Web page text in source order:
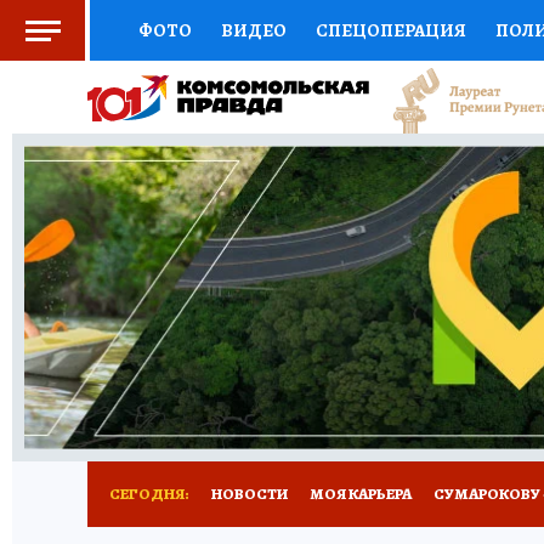
ФОТО ВИДЕО СПЕЦОПЕРАЦИЯ
СОЦПОДДЕРЖКА НАУКА АФИША
ВЫБОР ЭКСПЕРТОВ ДОКТОР
КНИЖНАЯ ПОЛКА ПРОГНОЗЫ НА СПОРТ
ПРЕСС-ЦЕНТР НЕДВИЖИМОСТЬ
РАДИО КП РЕКЛАМА ТЕСТЫ НОВОЕ
СЕГОДНЯ: НОВОСТИ МОЯ КАРЬЕРА СУМАРОКОВУ